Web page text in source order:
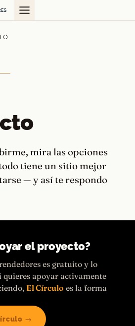
mira las opciones
tiene un sitio mejor
— y así te respondo
el proyecto?
es gratuito y lo
quieres apoyar activamente
El Círculo es la forma
→